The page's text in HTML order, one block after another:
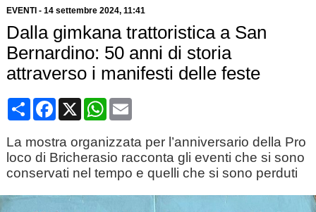
EVENTI - 14 settembre 2024, 11:41
Dalla gimkana trattoristica a San
Bernardino: 50 anni di storia
attraverso i manifesti delle feste
CondividiFacebook
X WhatsApp
Email
La mostra organizzata per l’anniversario della Pro
loco di Bricherasio racconta gli eventi che si sono
conservati nel tempo e quelli che si sono perduti